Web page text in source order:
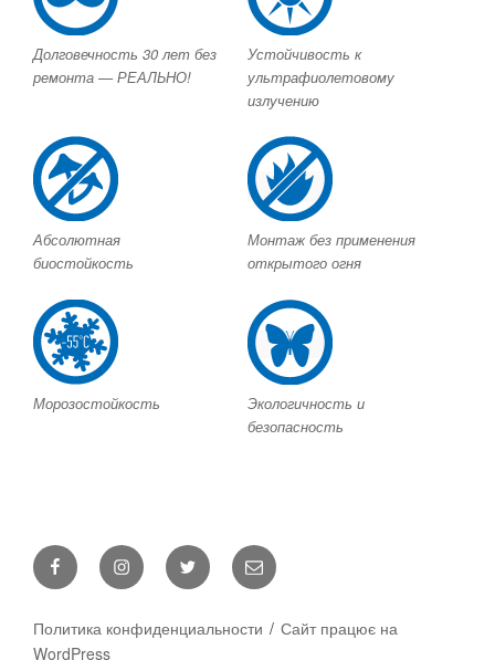
Долговечность 30 лет без
ремонта — РЕАЛЬНО!
Устойчивость к
ультрафиолетовому
излучению
Абсолютная
биостойкость
Монтаж без применения
открытого огня
Морозостойкость
Экологичность и
безопасность
Политика конфиденциальности
Сайт працює на
WordPress